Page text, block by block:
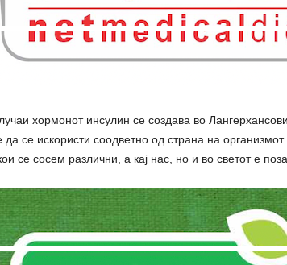
хормонот инсулин се создава во
се искористи соодветно од страна на организмот.
се сосем различни, а кај нас, но и во светот е